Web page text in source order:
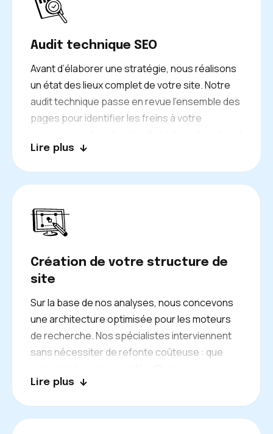
Audit technique SEO
Avant d’élaborer une stratégie, nous réalisons
un état des lieux complet de votre site. Notre
audit technique passe en revue l’ensemble des
pages pour identifier les freins à votre
les leviers à activer en priorité pour gagner des
Lire plus
Création de votre structure de
site
Sur la base de nos analyses, nous concevons
une architecture optimisée pour les moteurs
de recherche. Nos spécialistes interviennent
sans nécessiter de refonte coûteuse : que
Prestashop, Shopify ou un CMS sur mesure,
outil existant.
Lire plus